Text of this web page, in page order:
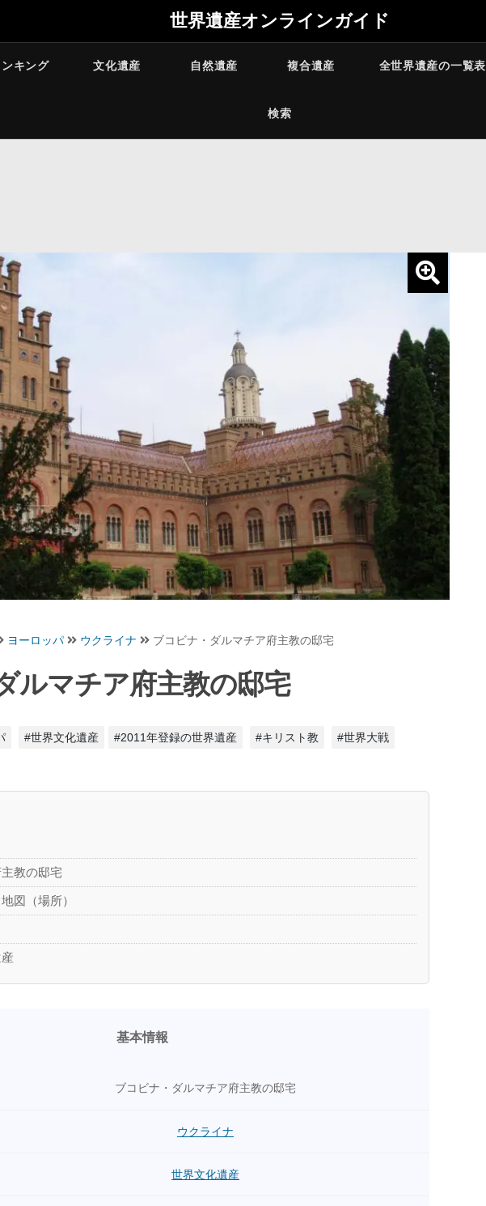
世界遺産オンラインガイド
キング 文化遺産 自然遺産 複合遺産 全世界遺産の一覧表
検索
ヨーロッパ ウクライナ ブコビナ・ダルマチア府主教の邸宅
ルマチア府主教の邸宅
#世界文化遺産 #2011年登録の世界遺産 #キリスト教 #世界大戦
教の邸宅
図（場所）
基本情報
ブコビナ・ダルマチア府主教の邸宅
ウクライナ
世界文化遺産